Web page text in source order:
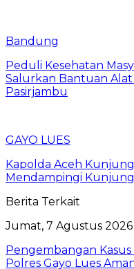
Bandung
Peduli Kesehatan
Salurkan Bantuan
Pasirjambu
GAYO LUES
Kapolda Aceh
Mendampingi
Berita Terkait
Jumat, 7 Agustus 2026
Pengembangan
Polres Gayo Lues